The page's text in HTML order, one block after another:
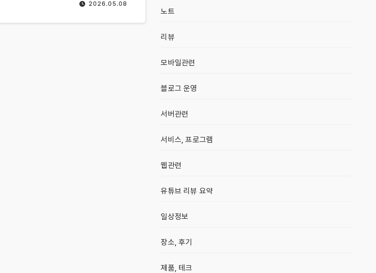
2026.05.08
노트
리뷰
모바일관련
블로그 운영
서버관련
서비스, 프로그램
웹관련
유튜브 리뷰 요약
일상정보
장소, 후기
제품, 테크